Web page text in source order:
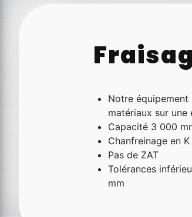
Notre
matériaux sur une
Capacité 3 000
Chanfreinage en K
Pas de ZAT
Tolérances
mm